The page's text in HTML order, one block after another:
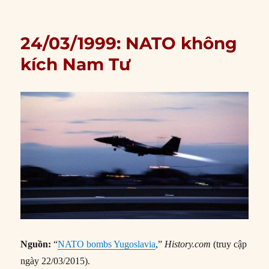
24/03/1999: NATO không
kích Nam Tư
Nguồn: “NATO bombs Yugoslavia,”History.com (truy cập
ngày 22/03/2015).